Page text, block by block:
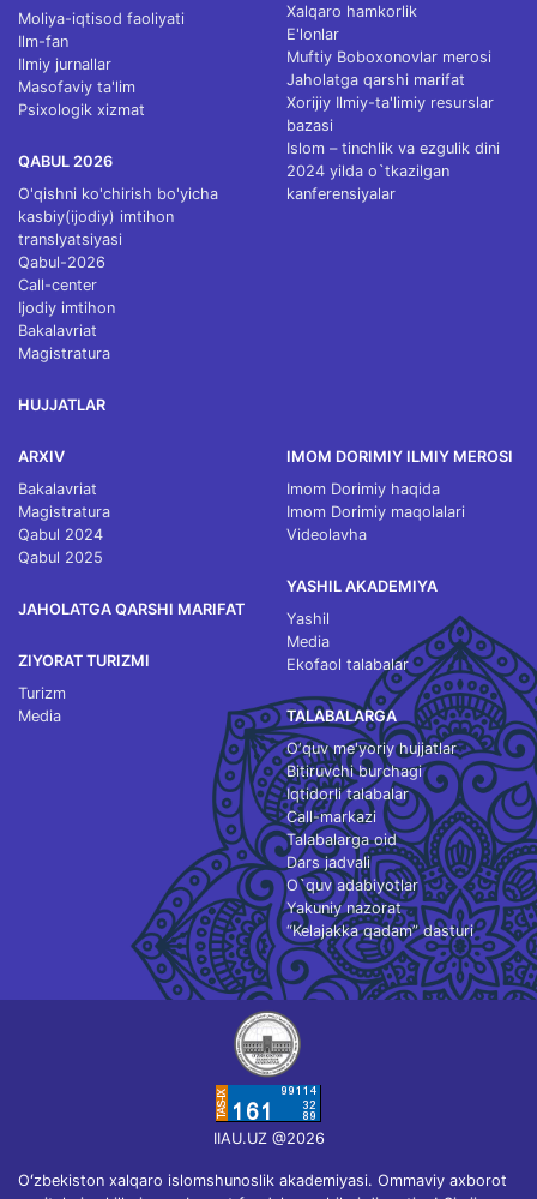
Moliya-iqtisod faoliyati
Ilm-fan
Ilmiy jurnallar
Masofaviy ta'lim
Psixologik xizmat
QABUL 2026
O'qishni ko'chirish bo'yicha
kasbiy(ijodiy) imtihon
translyatsiyasi
Qabul-2026
Call-center
Ijodiy imtihon
Bakalavriat
Magistratura
HUJJATLAR
Xalqaro hamkorlik
E'lonlar
Muftiy Boboxonovlar merosi
Jaholatga qarshi marifat
Xorijiy Ilmiy-ta'limiy resurslar
bazasi
Islom – tinchlik va ezgulik dini
2024 yilda o`tkazilgan
kanferensiyalar
ARXIV
Bakalavriat
Magistratura
Qabul 2024
Qabul 2025
JAHOLATGA QARSHI MARIFAT
ZIYORAT TURIZMI
Turizm
Media
IMOM DORIMIY ILMIY MEROSI
Imom Dorimiy haqida
Imom Dorimiy maqolalari
Videolavha
YASHIL AKADEMIYA
Yashil
Media
Ekofaol talabalar
TALABALARGA
O‘quv me'yoriy hujjatlar
Bitiruvchi burchagi
Iqtidorli talabalar
Call-markazi
Talabalarga oid
Dars jadvali
O`quv adabiyotlar
Yakuniy nazorat
“Kelajakka qadam” dasturi
IIAU.UZ @2026
Oʻzbekiston xalqaro islomshunoslik akademiyasi. Ommaviy axborot